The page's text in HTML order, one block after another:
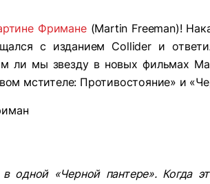
Фримане(Martin Freeman)!
с изданием Collider и
ли мы звезду в новых фильмах
мстителе: Противостояние» и
«Черной пантере». Когда